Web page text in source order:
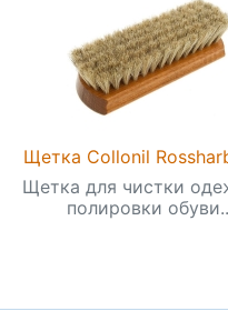
Щетка Collonil
Щетка для чистки
полировки